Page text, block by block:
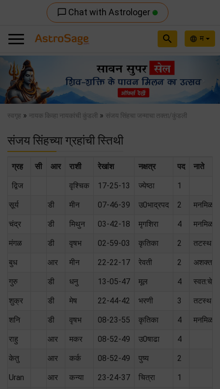
chat_bubble_outline Chat with Astrologer
language म
search
Previous
स्वगृह » नायक किव्हा नायकांची कुंडली » संजय सिंहचा जन्माचा तक्ता/कुंडली
संजय सिंहच्या ग्रहांची स्तिथी
ग्रह सी आर राशी रेखांश नक्षत्र पद नाते
द्विज वृश्चिक 17-25-13 ज्येष्ठा 1
सूर्य डी मीन 07-46-39 उ0भाद्रपद 2
चंद्र डी मिथुन 03-42-18 मृगशिरा 4
मंगळ डी वृषभ 02-59-03 कृतिका 2 तटस्थ
बुध आर मीन 22-22-17 रेवती 2 अशक्त
गुरु डी धनु 13-05-47 मूल 4 स्वत:चे
शुक्र डी मेष 22-44-42 भरणी 3 तटस्थ
शनि डी वृषभ 08-23-55 कृतिका 4
राहु आर मकर 08-52-49 उ0षाढा 4
केतु आर कर्क 08-52-49 पुष्य 2
Uran आर कन्या 23-24-37 चित्रा 1